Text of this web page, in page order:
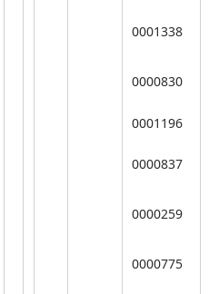
0001338
0000830
0001196
0000837
0000259
0000775